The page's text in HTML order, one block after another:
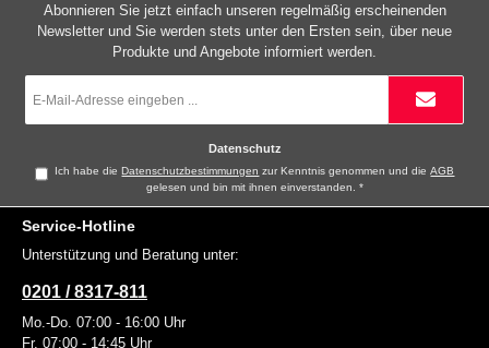
Abonnieren Sie jetzt einfach unseren regelmäßig erscheinenden
Newsletter und Sie werden stets unter den Ersten sein, über neue
Produkte und Angebote informiert werden.
Mail-
Datenschutz
Ich habe dieDatenschutzbestimmungen zur Kenntnis genommen und dieAGB
gelesen und bin mit ihnen einverstanden.*
Service-Hotline
Unterstützung und Beratung unter:
0201 / 8317-811
Mo.-Do. 07:00 - 16:00 Uhr
Fr. 07:00 - 14:45 Uhr